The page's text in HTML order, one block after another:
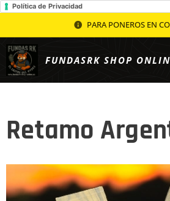
Política de Privacidad
PARA PONEROS EN
FUNDASRK SHOP
Retamo